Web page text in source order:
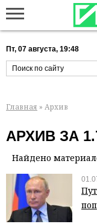
Пт, 07 августа, 19:48
Главная » Архив
АРХИВ ЗА
Найдено